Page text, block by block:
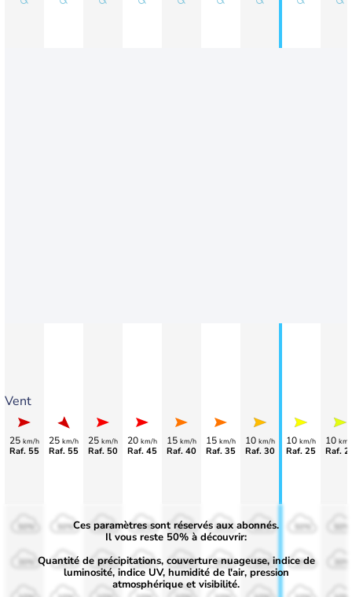
Vent
25 km/h
Raf. 55
25 km/h
Raf. 55
25 km/h
Raf. 50
20 km/h
Raf. 45
15 km/h
Raf. 40
15 km/h
Raf. 35
10 km/h
Raf. 30
10 km/h
Raf. 25
10
Raf.
50%
30%
50%
30%
50%
30%
50%
30%
50%
30%
50%
30%
50%
30%
Ces paramètres sont réservés aux abonnés.
Il vous reste 50% à découvrir:
Quantité de précipitations, couverture nuageuse, indice de
luminosité, indice UV, humidité de l'air, pression
atmosphérique et visibilité.